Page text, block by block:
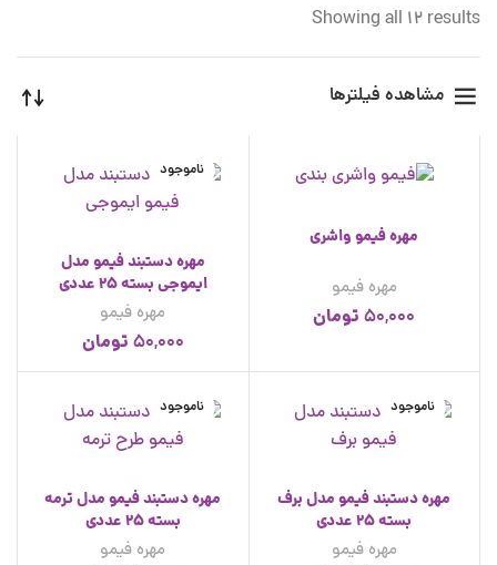
Showing all 12 results
مشاهده فیلترها
مهره فیمو واشری
مهره فیمو
50,000 تومان
ناموجود
مهره دستبند فیمو مدل
ایموجی بسته 25 عددی
مهره فیمو
50,000 تومان
ناموجود
مهره دستبند فیمو مدل برف
بسته 25 عددی
مهره فیمو
ناموجود
مهره دستبند فیمو مدل ترمه
بسته 25 عددی
مهره فیمو